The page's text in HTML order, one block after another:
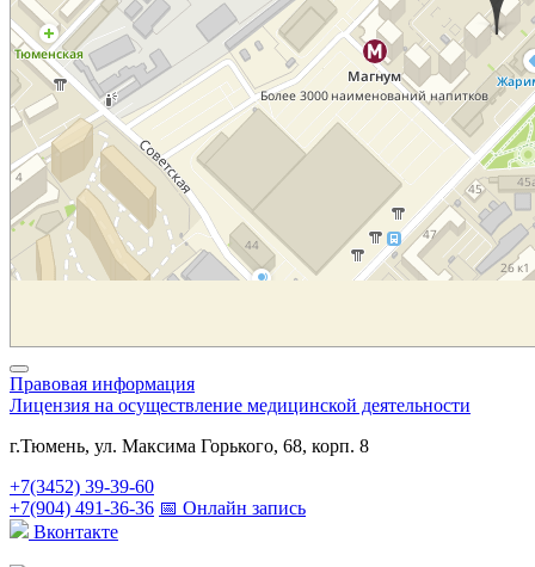
Правовая информация
Лицензия на осуществление медицинской деятельности
г.Тюмень, ул. Максима Горького, 68, корп. 8
+7(3452) 39-39-60
+7(904) 491-36-36 📅 Онлайн запись
Вконтакте